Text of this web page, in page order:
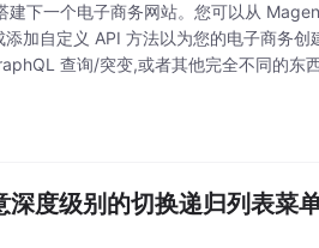
下一个电子商务网站。您可以从
加自定义 API 方法以为您的电子商务
查询/突变,或者其他完全不同的东
度级别的切换递归列表菜